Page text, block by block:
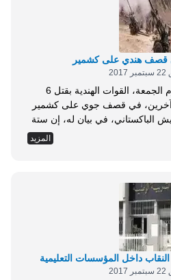
اتهم الجيش الباكستاني، اليوم الجمعة، القوات الهندية بقتل 6
مدنيين مسلمين، وجرح 26 آخرين، في قصف جوي على كشمير
الباكستاني، في بيان له، إن ستة
لمناطق تشابار، وهاربال، وتشارفا الحدودية بقذائف الهاون .
المزيد
النقاب داخل المؤسسات التعليمية